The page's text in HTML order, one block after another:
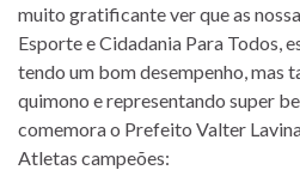
muito gratificante ver que as
Esporte e Cidadania Para Todos,
tendo um bom desempenho, mas
quimono e representando super
comemora o Prefeito Valter
Atletas campeões: